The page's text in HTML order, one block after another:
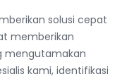
solusi cepat
memberikan
mengutamakan
kami, identifikasi